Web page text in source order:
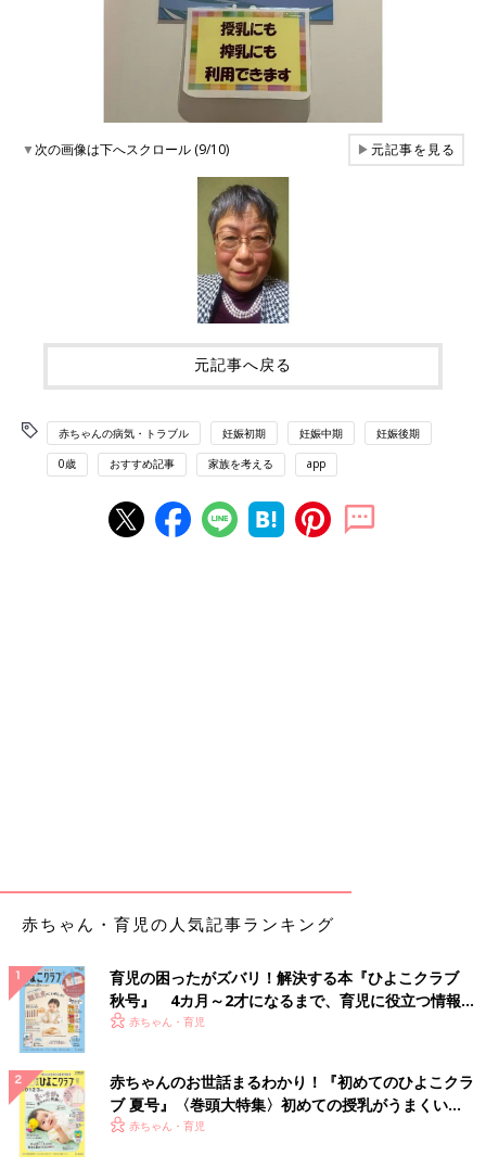
▼次の画像は下へスクロール (9/10) ▶元記事を見る
元記事へ戻る
赤ちゃんの病気・トラブル 妊娠初期 妊娠中期 妊娠後期
0歳 おすすめ記事 家族を考える app
赤ちゃん・育児の人気記事ランキング
育児の困ったがズバリ！解決する本『ひよこクラブ
秋号』 4カ月～2才になるまで、育児に役立つ情報が
いっぱい！
赤ちゃん・育児
赤ちゃんのお世話まるわかり！『初めてのひよこクラ
ブ 夏号』〈巻頭大特集〉初めての授乳がうまくい
く！ おっぱい・ミルクの基本と夏のトラブル 解決テ
赤ちゃん・育児